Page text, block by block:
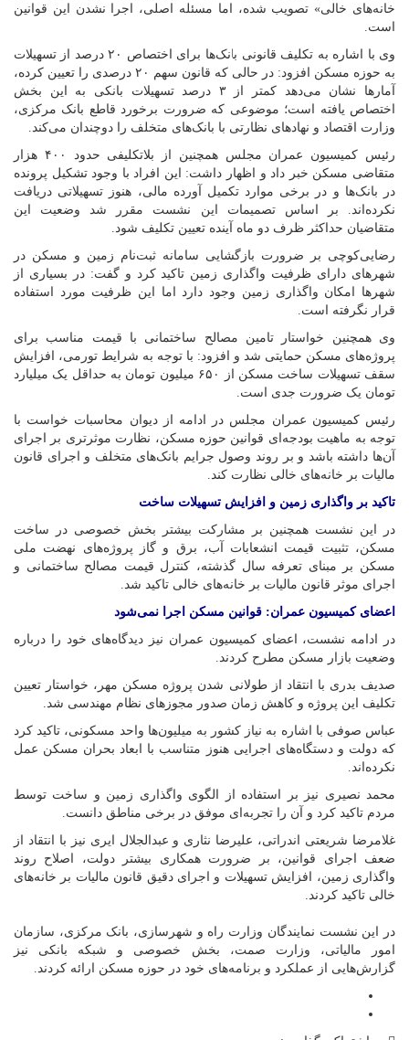
خانه‌های خالی» تصویب شده، اما مسئله اصلی، اجرا نشدن این قوانین
است.
وی با اشاره به تکلیف قانونی بانک‌ها برای اختصاص ۲۰ درصد از تسهیلات
به حوزه مسکن افزود: در حالی که قانون سهم ۲۰ درصدی را تعیین کرده،
آمارها نشان می‌دهد کمتر از ۳ درصد تسهیلات بانکی به این بخش
اختصاص یافته است؛ موضوعی که ضرورت برخورد قاطع بانک مرکزی،
وزارت اقتصاد و نهادهای نظارتی با بانک‌های متخلف را دوچندان می‌کند.
رئیس کمیسیون عمران مجلس همچنین از بلاتکلیفی حدود ۴۰۰ هزار
متقاضی مسکن خبر داد و اظهار داشت: این افراد با وجود تشکیل پرونده
در بانک‌ها و در برخی موارد تکمیل آورده مالی، هنوز تسهیلاتی دریافت
نکرده‌اند. بر اساس تصمیمات این نشست مقرر شد وضعیت این
متقاضیان حداکثر ظرف دو ماه آینده تعیین تکلیف شود.
رضایی‌کوچی بر ضرورت بازگشایی سامانه ثبت‌نام زمین و مسکن در
شهرهای دارای ظرفیت واگذاری زمین تاکید کرد و گفت: در بسیاری از
شهرها امکان واگذاری زمین وجود دارد اما این ظرفیت مورد استفاده
قرار نگرفته است.
وی همچنین خواستار تامین مصالح ساختمانی با قیمت مناسب برای
پروژه‌های مسکن حمایتی شد و افزود: با توجه به شرایط تورمی، افزایش
سقف تسهیلات ساخت مسکن از ۶۵۰ میلیون تومان به حداقل یک میلیارد
تومان یک ضرورت جدی است.
رئیس کمیسیون عمران مجلس در ادامه از دیوان محاسبات خواست با
توجه به ماهیت بودجه‌ای قوانین حوزه مسکن، نظارت موثرتری بر اجرای
آن‌ها داشته باشد و بر روند وصول جرایم بانک‌های متخلف و اجرای قانون
مالیات بر خانه‌های خالی نظارت کند.
تاکید بر واگذاری زمین و افزایش تسهیلات ساخت
در این نشست همچنین بر مشارکت بیشتر بخش خصوصی در ساخت
مسکن، تثبیت قیمت انشعابات آب، برق و گاز پروژه‌های نهضت ملی
مسکن بر مبنای تعرفه سال گذشته، کنترل قیمت مصالح ساختمانی و
اجرای موثر قانون مالیات بر خانه‌های خالی تاکید شد.
اعضای کمیسیون عمران: قوانین مسکن اجرا نمی‌شود
در ادامه نشست، اعضای کمیسیون عمران نیز دیدگاه‌های خود را درباره
وضعیت بازار مسکن مطرح کردند.
صدیف بدری با انتقاد از طولانی شدن پروژه مسکن مهر، خواستار تعیین
تکلیف این پروژه و کاهش زمان صدور مجوزهای نظام مهندسی شد.
عباس صوفی با اشاره به نیاز کشور به میلیون‌ها واحد مسکونی، تاکید کرد
که دولت و دستگاه‌های اجرایی هنوز متناسب با ابعاد بحران مسکن عمل
نکرده‌اند.
محمد نصیری نیز بر استفاده از الگوی واگذاری زمین و ساخت توسط
مردم تاکید کرد و آن را تجربه‌ای موفق در برخی مناطق دانست.
غلامرضا شریعتی اندراتی، علیرضا نثاری و عبدالجلال ایری نیز با انتقاد از
ضعف اجرای قوانین، بر ضرورت همکاری بیشتر دولت، اصلاح روند
واگذاری زمین، افزایش تسهیلات و اجرای دقیق قانون مالیات بر خانه‌های
خالی تاکید کردند.
در این نشست نمایندگان وزارت راه و شهرسازی، بانک مرکزی، سازمان
امور مالیاتی، وزارت صمت، بخش خصوصی و شبکه بانکی نیز
گزارش‌هایی از عملکرد و برنامه‌های خود در حوزه مسکن ارائه کردند.